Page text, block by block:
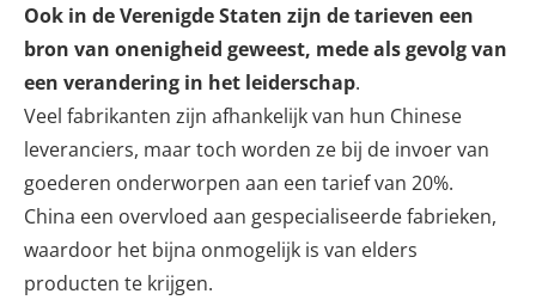
Ook in de Verenigde Staten zijn de tarieven een
bron van onenigheid geweest, mede als gevolg van
een verandering in het leiderschap.
Veel fabrikanten zijn afhankelijk van hun Chinese
leveranciers, maar toch worden ze bij de invoer van
goederen onderworpen aan een tarief van 20%.
China een overvloed aan gespecialiseerde fabrieken,
waardoor het bijna onmogelijk is van elders
producten te krijgen.